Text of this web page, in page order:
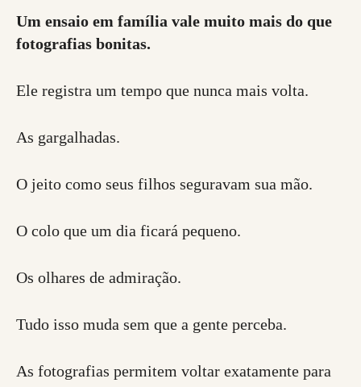
Um ensaio em família vale muito mais do que
fotografias bonitas.
Ele registra um tempo que nunca mais volta.
As gargalhadas.
O jeito como seus filhos seguravam sua mão.
O colo que um dia ficará pequeno.
Os olhares de admiração.
Tudo isso muda sem que a gente perceba.
As fotografias permitem voltar exatamente para